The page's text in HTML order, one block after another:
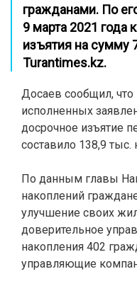
гражданами. По
9 марта 2021 года
изъятия на сумму
Turantimes.kz.
Досаев сообщил, что
исполненных
досрочное изъятие
составило 138,9
По данным главы
накоплений
улучшение своих
доверительное
накопления 402
управляющие